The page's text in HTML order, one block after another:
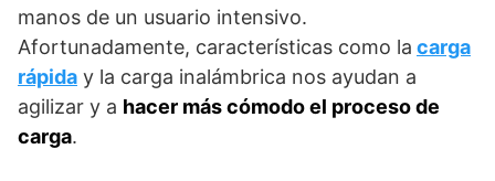
manos de un usuario intensivo.
Afortunadamente, características como la carga
rápida y la carga inalámbrica nos ayudan a
agilizar y a hacer más cómodo el proceso de
carga.